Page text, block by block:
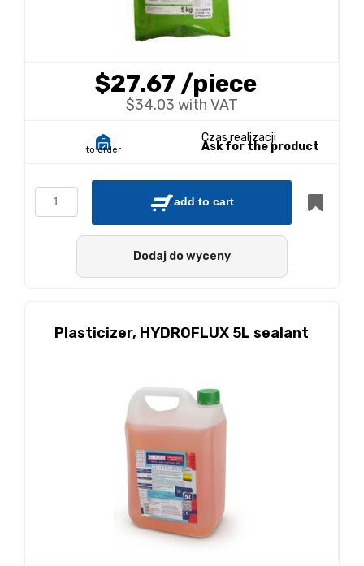
$27.67 /piece
$34.03 with VAT
to order
Czas realizacji
Ask for the product
add to cart
Dodaj do wyceny
Plasticizer, HYDROFLUX 5L sealant